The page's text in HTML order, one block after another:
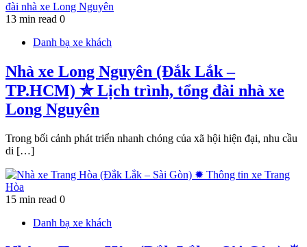
13 min read 0
Danh bạ xe khách
Nhà xe Long Nguyên (Đắk Lắk –
TP.HCM) ✮ Lịch trình, tổng đài nhà xe
Long Nguyên
Trong bối cảnh phát triển nhanh chóng của xã hội hiện đại, nhu cầu
di […]
15 min read 0
Danh bạ xe khách